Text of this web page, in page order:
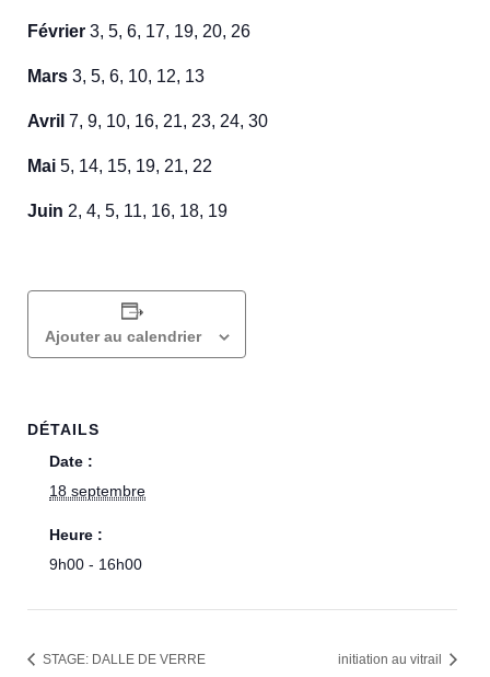
Février 3, 5, 6, 17, 19, 20, 26
Mars 3, 5, 6, 10, 12, 13
Avril 7, 9, 10, 16, 21, 23, 24, 30
Mai 5, 14, 15, 19, 21, 22
Juin 2, 4, 5, 11, 16, 18, 19
Ajouter au calendrier
DÉTAILS
Date :
18 septembre
Heure :
9h00 - 16h00
STAGE: DALLE DE VERRE initiation au vitrail